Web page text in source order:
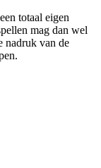
totaal eigen
mag dan wel
nadruk van de